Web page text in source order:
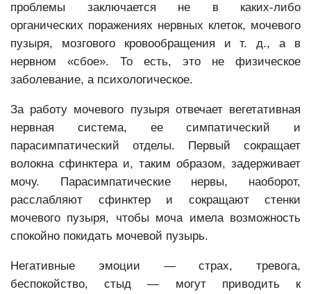
проблемы заключается не в каких-либо
органических поражениях нервных клеток, мочевого
пузыря, мозгового кровообращения и т. д., а в
нервном «сбое». То есть, это не физическое
заболевание, а психологическое.
За работу мочевого пузыря отвечает вегетативная
нервная система, ее симпатический и
парасимпатический отделы. Первый сокращает
волокна сфинктера и, таким образом, задерживает
мочу. Парасимпатические нервы, наоборот,
расслабляют сфинктер и сокращают стенки
мочевого пузыря, чтобы моча имела возможность
спокойно покидать мочевой пузырь.
Негативные эмоции — страх, тревога,
беспокойство, стыд — могут приводить к